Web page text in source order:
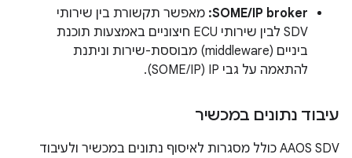
SOME/IP broker: מאפשר תקשורת בין שירותי
SDV לבין שירותי ECU חיצוניים באמצעות תוכנת
ביניים (middleware) מבוססת-שירות וניתנת
להתאמה על גבי IP ‏(SOME/IP).
עיבוד נתונים במכשיר
‫AAOS SDV כולל מסגרות לאיסוף נתונים במכשיר ולעיבוד